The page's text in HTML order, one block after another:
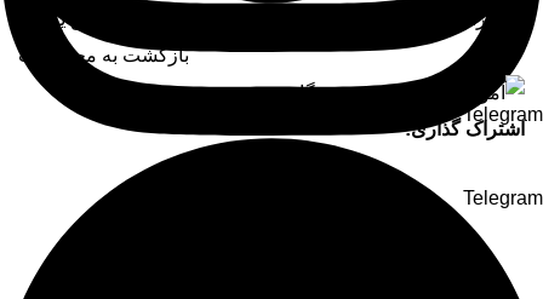
Telegram
Telegram
انتشارات کتیبه نوین
آموزش مبتدی ورزش یوگا
بازگشت به محصولات
اشتراک گذاری: